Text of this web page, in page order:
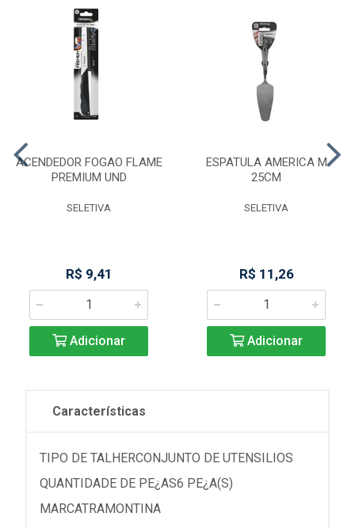
ACENDEDOR FOGAO FLAME
PREMIUM UND
SELETIVA
R$ 9,41
Adicionar
ESPATULA AMERICA M
25CM
SELETIVA
R$ 11,26
Adicionar
Características
TIPO DE TALHERCONJUNTO DE UTENSILIOS
QUANTIDADE DE PE¿AS6 PE¿A(S)
MARCATRAMONTINA